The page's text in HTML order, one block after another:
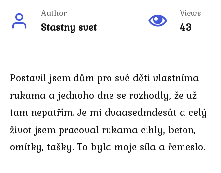
Author
Stastny svet
Views
43
Postavil jsem dům pro své děti vlastníma
rukama a jednoho dne se rozhodly, že už
tam nepatřím. Je mi dvaasedmdesát a celý
život jsem pracoval rukama cihly, beton,
omítky, tašky. To byla moje síla a řemeslo.